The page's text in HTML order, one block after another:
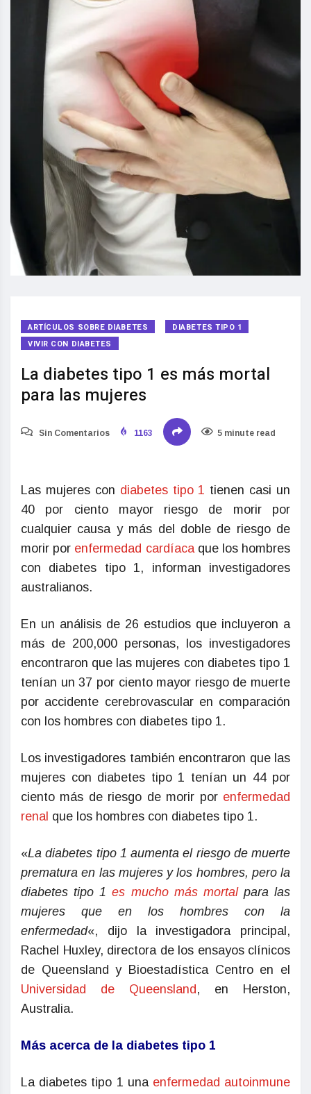
ARTÍCULOS SOBRE DIABETES
DIABETES TIPO 1
VIVIR CON DIABETES
La diabetes tipo 1 es más mortal
para las mujeres
Sin Comentarios 1163 5 minute read
Las mujeres con diabetes tipo 1 tienen casi un
40 por ciento mayor riesgo de morir por
cualquier causa y más del doble de riesgo de
morir por enfermedad cardíacaque los hombres
con diabetes tipo 1, informan investigadores
australianos.
En un análisis de 26 estudios que incluyeron a
más de 200,000 personas, los investigadores
encontraron que las mujeres con diabetes tipo 1
tenían un 37 por ciento mayor riesgo de muerte
por accidente cerebrovascular en comparación
con los hombres con diabetes tipo 1.
Los investigadores también encontraron que las
mujeres con diabetes tipo 1 tenían un 44 por
ciento más de riesgo de morir por enfermedad
renal que los hombres con diabetes tipo 1.
«La diabetes tipo 1 aumenta el riesgo de muerte
prematura en las mujeres y los hombres, pero la
diabetes tipo 1es mucho más mortal para las
mujeres que en los hombres con la
enfermedad«, dijo la investigadora principal,
Rachel Huxley, directora de los ensayos clínicos
de Queensland y Bioestadística Centro en el
Universidad de Queensland , en Herston,
Australia.
Más acerca de la diabetes tipo 1
La diabetes tipo 1 una enfermedad autoinmune